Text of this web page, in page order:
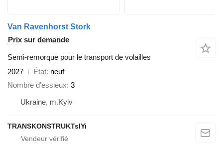
Van Ravenhorst Stork
Prix sur demande
Semi-remorque pour le transport de volailles
2027
État neuf
Nombre d'essieux 3
Ukraine, m.Kyiv
TRANSKONSTRUKTsIYi